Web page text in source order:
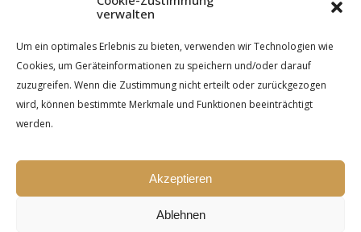
verwalten
Um ein optimales Erlebnis zu bieten, verwenden wir Technologien wie
Cookies, um Geräteinformationen zu speichern und/oder darauf
zuzugreifen. Wenn die Zustimmung nicht erteilt oder zurückgezogen
wird, können bestimmte Merkmale und Funktionen beeinträchtigt
werden.
Akzeptieren
Ablehnen